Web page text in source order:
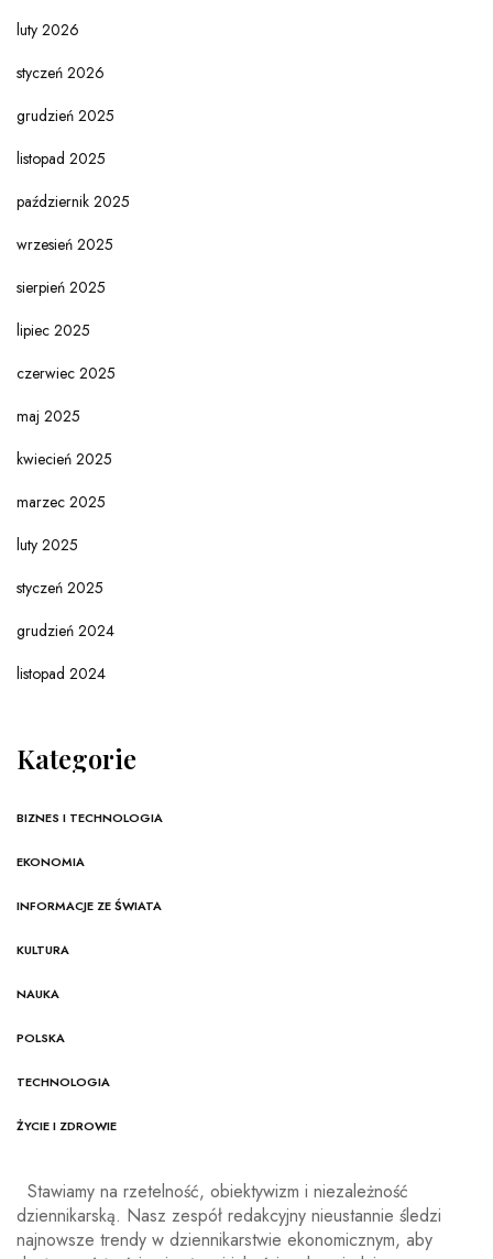
luty 2026
styczeń 2026
grudzień 2025
listopad 2025
październik 2025
wrzesień 2025
sierpień 2025
lipiec 2025
czerwiec 2025
maj 2025
kwiecień 2025
marzec 2025
luty 2025
styczeń 2025
grudzień 2024
listopad 2024
Kategorie
BIZNES I TECHNOLOGIA
EKONOMIA
INFORMACJE ZE ŚWIATA
KULTURA
NAUKA
POLSKA
TECHNOLOGIA
ŻYCIE I ZDROWIE
Stawiamy na rzetelność, obiektywizm i niezależność
dziennikarską. Nasz zespół redakcyjny nieustannie śledzi
najnowsze trendy w dziennikarstwie ekonomicznym, aby